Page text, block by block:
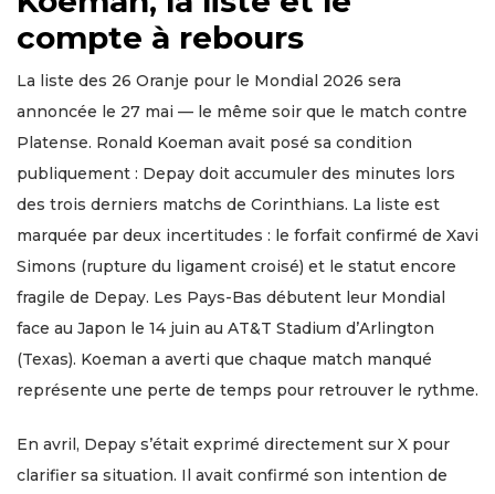
compte à rebours
La liste des 26 Oranje pour le Mondial 2026 sera
annoncée le 27 mai — le même soir que le match contre
Platense. Ronald Koeman avait posé sa condition
publiquement : Depay doit accumuler des minutes lors
des trois derniers matchs de Corinthians. La liste est
marquée par deux incertitudes : le forfait confirmé de Xavi
Simons (rupture du ligament croisé) et le statut encore
fragile de Depay. Les Pays-Bas débutent leur Mondial
face au Japon le 14 juin au AT&T Stadium d’Arlington
(Texas). Koeman a averti que chaque match manqué
représente une perte de temps pour retrouver le rythme.
En avril, Depay s’était exprimé directement sur X pour
clarifier sa situation. Il avait confirmé son intention de